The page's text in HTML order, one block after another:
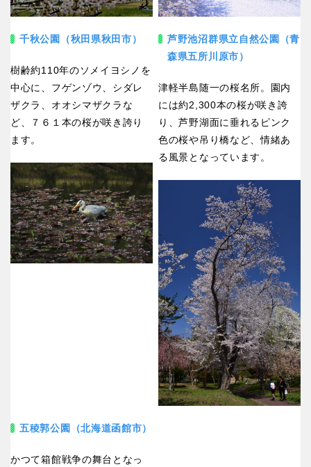
千秋公園（秋田県秋田市）
樹齢約110年のソメイヨシノを
中心に、フゲンゾウ、シダレ
ザクラ、オオシマザクラな
ど、７６１本の桜が咲き誇り
ます。
芦野池沼群県立自然公園（青
森県五所川原市）
津軽半島随一の桜名所。園内
には約2,300本の桜が咲き誇
り、芦野湖面に垂れるピンク
色の桜や吊り橋など、情緒あ
る風景となっています。
五稜郭公園（北海道函館市）
かつて箱館戦争の舞台となっ